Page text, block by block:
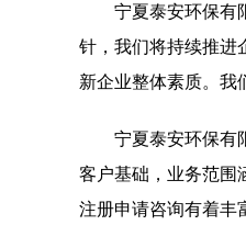
宁夏泰安环保有
针，我们将持续推进
新企业整体素质。我
宁夏泰安环保有
客户基础，业务范围
注册申请咨询有着丰